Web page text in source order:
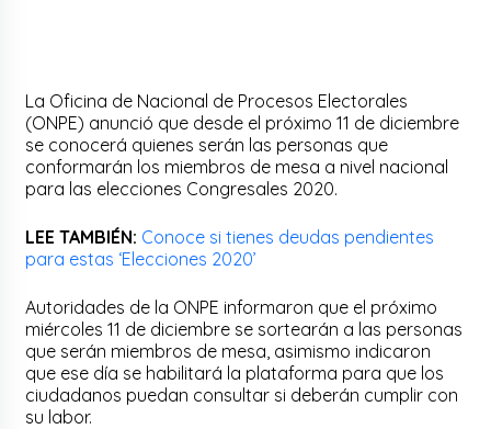
La Oficina de Nacional de Procesos Electorales
(ONPE) anunció que desde el próximo 11 de diciembre
se conocerá quienes serán las personas que
conformarán los miembros de mesa a nivel nacional
para las elecciones Congresales 2020.
LEE TAMBIÉN: Conoce si tienes deudas pendientes
para estas ‘Elecciones 2020’
Autoridades de la ONPE informaron que el próximo
miércoles 11 de diciembre se sortearán a las personas
que serán miembros de mesa, asimismo indicaron
que ese día se habilitará la plataforma para que los
ciudadanos puedan consultar si deberán cumplir con
su labor.